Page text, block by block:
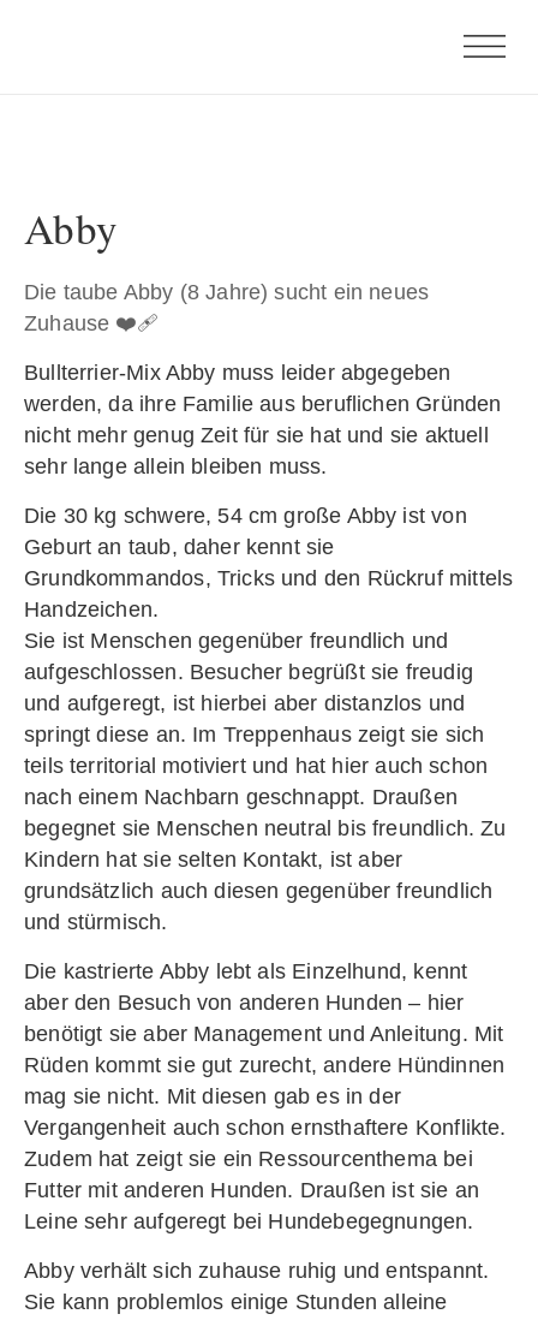
Abby
Die taube Abby (8 Jahre) sucht ein neues
Zuhause ❤️‍🩹
Bullterrier-Mix Abby muss leider abgegeben
werden, da ihre Familie aus beruflichen Gründen
nicht mehr genug Zeit für sie hat und sie aktuell
sehr lange allein bleiben muss.
Die 30 kg schwere, 54 cm große Abby ist von
Geburt an taub, daher kennt sie
Grundkommandos, Tricks und den Rückruf mittels
Handzeichen.
Sie ist Menschen gegenüber freundlich und
aufgeschlossen. Besucher begrüßt sie freudig
und aufgeregt, ist hierbei aber distanzlos und
springt diese an. Im Treppenhaus zeigt sie sich
teils territorial motiviert und hat hier auch schon
nach einem Nachbarn geschnappt. Draußen
begegnet sie Menschen neutral bis freundlich. Zu
Kindern hat sie selten Kontakt, ist aber
grundsätzlich auch diesen gegenüber freundlich
und stürmisch.
Die kastrierte Abby lebt als Einzelhund, kennt
aber den Besuch von anderen Hunden – hier
benötigt sie aber Management und Anleitung. Mit
Rüden kommt sie gut zurecht, andere Hündinnen
mag sie nicht. Mit diesen gab es in der
Vergangenheit auch schon ernsthaftere Konflikte.
Zudem hat zeigt sie ein Ressourcenthema bei
Futter mit anderen Hunden. Draußen ist sie an
Leine sehr aufgeregt bei Hundebegegnungen.
Abby verhält sich zuhause ruhig und entspannt.
Sie kann problemlos einige Stunden alleine